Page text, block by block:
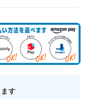
す